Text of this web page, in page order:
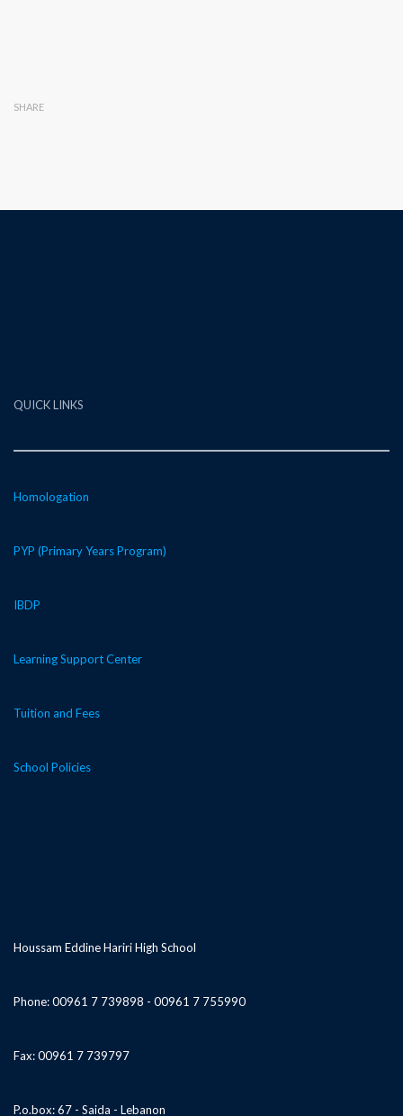
SHARE
QUICK LINKS
Homologation
PYP (Primary Years Program)
IBDP
Learning Support Center
Tuition and Fees
School Policies
Houssam Eddine Hariri High School
Phone: 00961 7 739898 - 00961 7 755990
Fax: 00961 7 739797
P.o.box: 67 - Saida - Lebanon